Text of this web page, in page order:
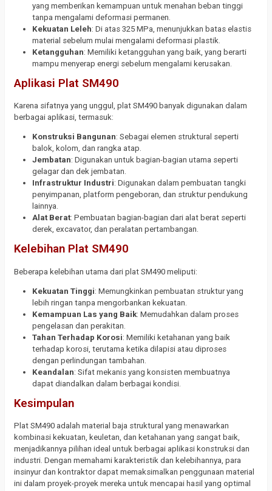
yang memberikan kemampuan untuk menahan beban tinggi
tanpa mengalami deformasi permanen.
Kekuatan Leleh: Di atas 325 MPa, menunjukkan batas elastis
material sebelum mulai mengalami deformasi plastik.
Ketangguhan: Memiliki ketangguhan yang baik, yang berarti
mampu menyerap energi sebelum mengalami kerusakan.
Aplikasi Plat SM490
Karena sifatnya yang unggul, plat SM490 banyak digunakan dalam
berbagai aplikasi, termasuk:
Konstruksi Bangunan: Sebagai elemen struktural seperti
balok, kolom, dan rangka atap.
Jembatan: Digunakan untuk bagian-bagian utama seperti
gelagar dan dek jembatan.
Infrastruktur Industri: Digunakan dalam pembuatan tangki
penyimpanan, platform pengeboran, dan struktur pendukung
lainnya.
Alat Berat: Pembuatan bagian-bagian dari alat berat seperti
derek, excavator, dan peralatan pertambangan.
Kelebihan Plat SM490
Beberapa kelebihan utama dari plat SM490 meliputi:
Kekuatan Tinggi: Memungkinkan pembuatan struktur yang
lebih ringan tanpa mengorbankan kekuatan.
Kemampuan Las yang Baik: Memudahkan dalam proses
pengelasan dan perakitan.
Tahan Terhadap Korosi: Memiliki ketahanan yang baik
terhadap korosi, terutama ketika dilapisi atau diproses
dengan perlindungan tambahan.
Keandalan: Sifat mekanis yang konsisten membuatnya
dapat diandalkan dalam berbagai kondisi.
Kesimpulan
Plat SM490 adalah material baja struktural yang menawarkan
kombinasi kekuatan, keuletan, dan ketahanan yang sangat baik,
menjadikannya pilihan ideal untuk berbagai aplikasi konstruksi dan
industri. Dengan memahami karakteristik dan kelebihannya, para
insinyur dan kontraktor dapat memaksimalkan penggunaan material
ini dalam proyek-proyek mereka untuk mencapai hasil yang optimal